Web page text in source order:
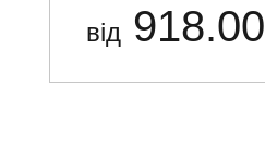
від 918.00